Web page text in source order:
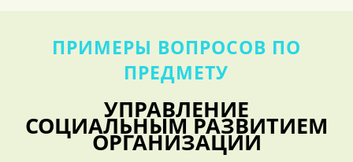
ПРИМЕРЫ ВОПРОСОВ ПО
ПРЕДМЕТУ
УПРАВЛЕНИЕ
СОЦИАЛЬНЫМ РАЗВИТИЕМ
ОРГАНИЗАЦИИ